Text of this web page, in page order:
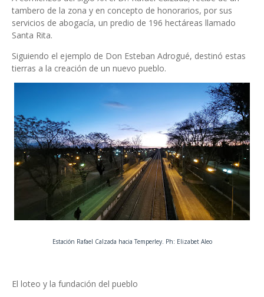
tambero de la zona y en concepto de honorarios, por sus
servicios de abogacía, un predio de 196 hectáreas llamado
Santa Rita.
Siguiendo el ejemplo de Don Esteban Adrogué, destinó estas
tierras a la creación de un nuevo pueblo.
Estación Rafael Calzada hacia Temperley. Ph: Elizabet Aleo
El loteo y la fundación del pueblo